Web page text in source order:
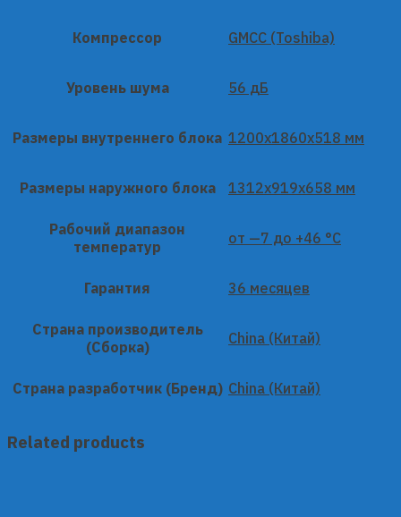
Компрессор GMCC (Toshiba)
Уровень шума 56 дБ
Размеры внутреннего блока 1200x1860x518 мм
Размеры наружного блока 1312x919x658 мм
Рабочий диапазон
температур
от —7 до +46 °C
Гарантия 36 месяцев
Страна производитель
(Сборка)
China (Китай)
Страна разработчик (Бренд) China (Китай)
Related products